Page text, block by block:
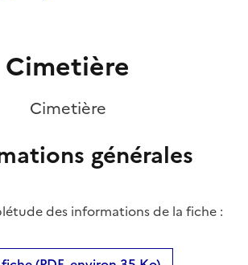
Cimetière
Cimetière
générales
des informations de la fiche :